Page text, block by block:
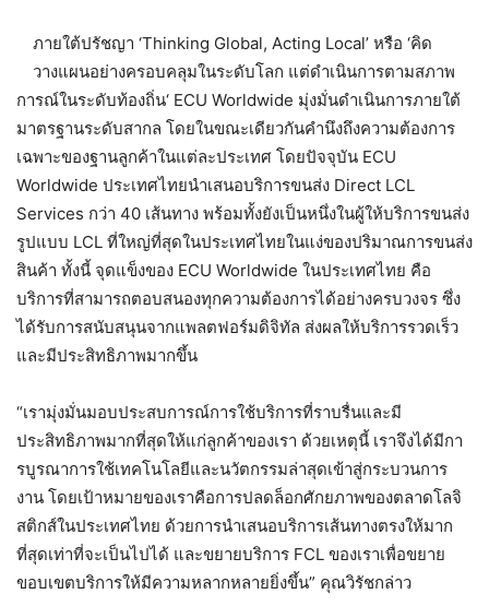
ภายใต้ปรัชญา ‘Thinking Global, Acting Local’ หรือ ‘คิด
วางแผนอย่างครอบคลุมในระดับโลก แต่ดำเนินการตามสภาพ
การณ์ในระดับท้องถิ่น‘ ECU Worldwide มุ่งมั่นดำเนินการภายใต้
มาตรฐานระดับสากล โดยในขณะเดียวกันคำนึงถึงความต้องการ
เฉพาะของฐานลูกค้าในแต่ละประเทศ โดยปัจจุบัน ECU
Worldwide ประเทศไทยนำเสนอบริการขนส่ง Direct LCL
Services กว่า 40 เส้นทาง พร้อมทั้งยังเป็นหนึ่งในผู้ให้บริการขนส่ง
รูปแบบ LCL ที่ใหญ่ที่สุดในประเทศไทยในแง่ของปริมาณการขนส่ง
สินค้า ทั้งนี้ จุดแข็งของ ECU Worldwide ในประเทศไทย คือ
บริการที่สามารถตอบสนองทุกความต้องการได้อย่างครบวงจร ซึ่ง
ได้รับการสนับสนุนจากแพลตฟอร์มดิจิทัล ส่งผลให้บริการรวดเร็ว
และมีประสิทธิภาพมากขึ้น
“เรามุ่งมั่นมอบประสบการณ์การใช้บริการที่ราบรื่นและมี
ประสิทธิภาพมากที่สุดให้แก่ลูกค้าของเรา ด้วยเหตุนี้ เราจึงได้มีกา
รบูรณาการใช้เทคโนโลยีและนวัตกรรมล่าสุดเข้าสู่กระบวนการ
งาน โดยเป้าหมายของเราคือการปลดล็อกศักยภาพของตลาดโลจิ
สติกส์ในประเทศไทย ด้วยการนำเสนอบริการเส้นทางตรงให้มาก
ที่สุดเท่าที่จะเป็นไปได้ และขยายบริการ FCL ของเราเพื่อขยาย
ขอบเขตบริการให้มีความหลากหลายยิ่งขึ้น” คุณวิรัชกล่าว